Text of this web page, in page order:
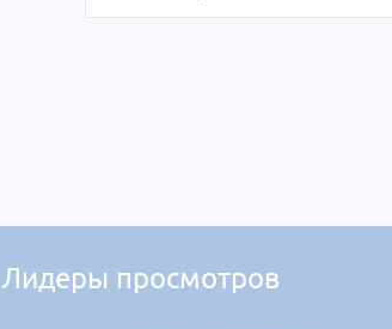
Лидеры просмотров